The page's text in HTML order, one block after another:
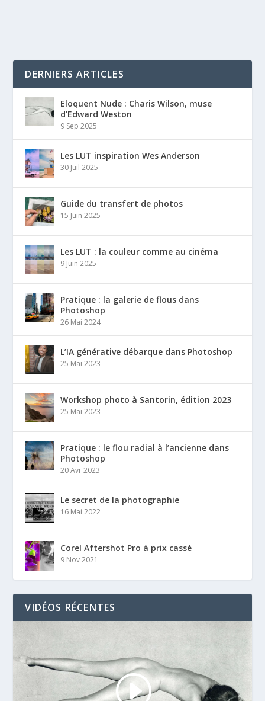
DERNIERS ARTICLES
Eloquent Nude : Charis Wilson, muse
d’Edward Weston
9 Sep 2025
Les LUT inspiration Wes Anderson
30 Juil 2025
Guide du transfert de photos
15 Juin 2025
Les LUT : la couleur comme au cinéma
9 Juin 2025
Pratique : la galerie de flous dans
Photoshop
26 Mai 2024
L’IA générative débarque dans Photoshop
25 Mai 2023
Workshop photo à Santorin, édition 2023
25 Mai 2023
Pratique : le flou radial à l’ancienne dans
Photoshop
20 Avr 2023
Le secret de la photographie
16 Mai 2022
Corel Aftershot Pro à prix cassé
9 Nov 2021
VIDÉOS RÉCENTES